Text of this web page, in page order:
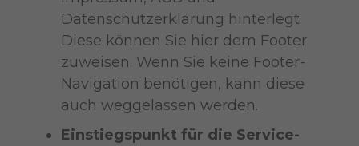
Datenschutzerklärung hinterlegt.
Diese können Sie hier dem Footer
zuweisen. Wenn Sie keine Footer-
Navigation benötigen, kann diese
auch weggelassen werden.
Einstiegspunkt für die Service-